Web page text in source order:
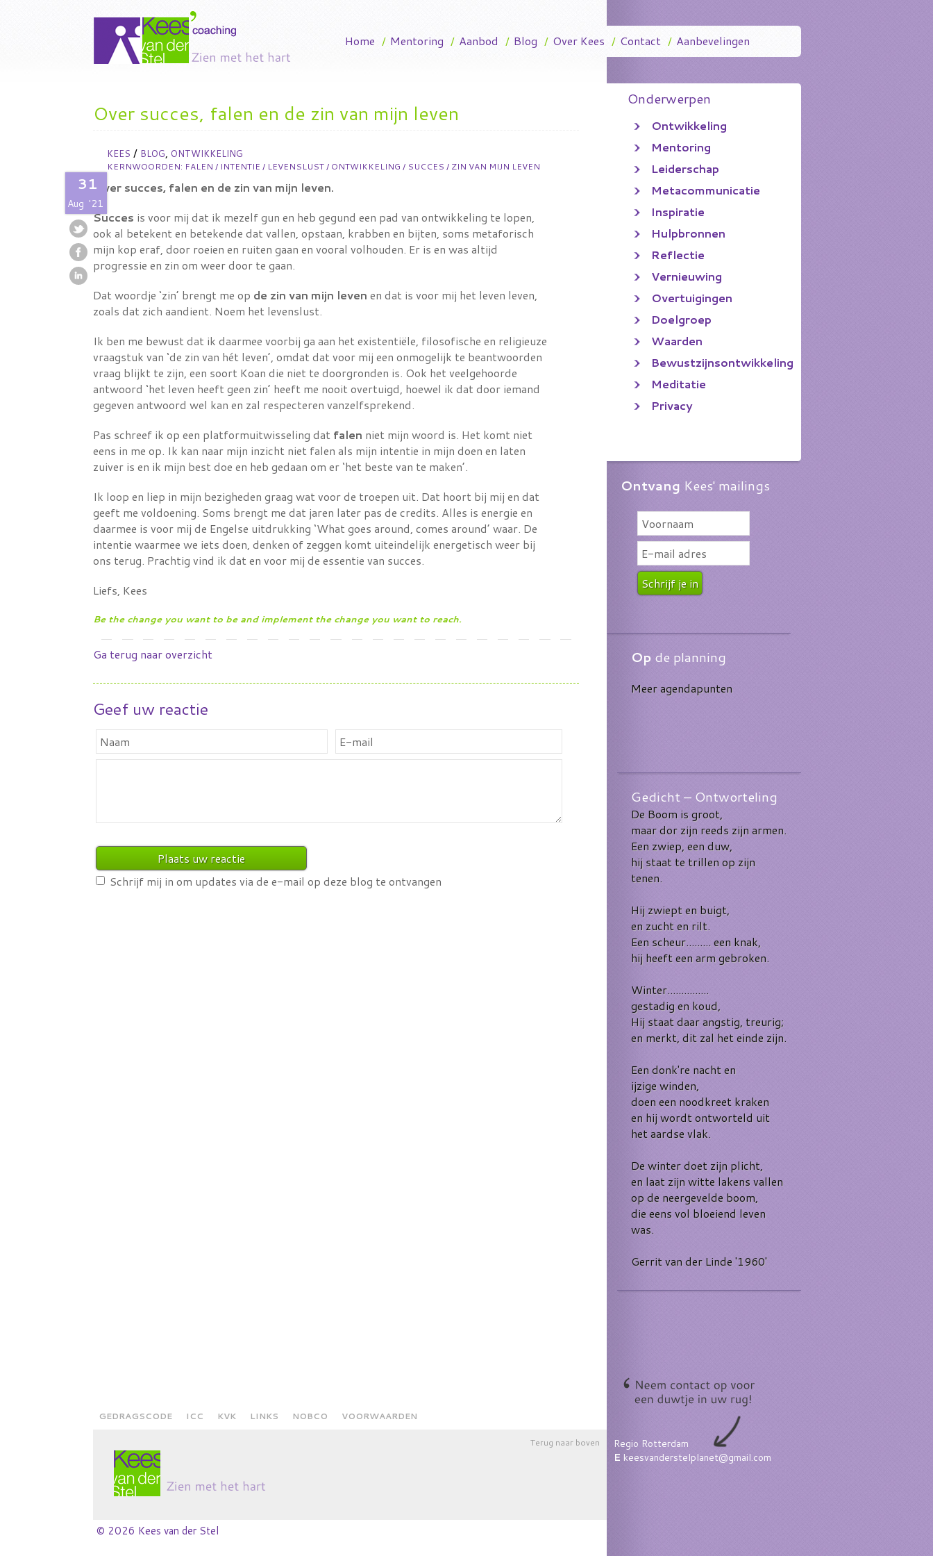
Onderwerpen
Ontwikkeling
Mentoring
Leiderschap
Metacommunicatie
Inspiratie
Hulpbronnen
Reflectie
Vernieuwing
Overtuigingen
Doelgroep
Waarden
Bewustzijnsontwikkeling
Meditatie
Privacy
Ontvang Kees' mailings
Opde planning
Meer agendapunten
Gedicht – Ontworteling
De Boom is groot,
maar dor zijn reeds zijn armen.
Een zwiep, een duw,
hij staat te trillen op zijn
tenen.
Hij zwiept en buigt,
en zucht en rilt.
Een scheur......... een knak,
hij heeft een arm gebroken.
Winter...............
gestadig en koud,
Hij staat daar angstig, treurig;
en merkt, dit zal het einde zijn.
Een donk're nacht en
ijzige winden,
doen een noodkreet kraken
en hij wordt ontworteld uit
het aardse vlak.
De winter doet zijn plicht,
en laat zijn witte lakens vallen
op de neergevelde boom,
die eens vol bloeiend leven
was.
Gerrit van der Linde '1960'
Home / Mentoring / Aanbod / Blog / Over Kees / Contact / Aanbevelingen
Over succes, falen en de zin van mijn leven
31
Aug '21
KEES/ BLOG, ONTWIKKELING
KERNWOORDEN: FALEN / INTENTIE / LEVENSLUST/ ONTWIKKELING / SUCCES / ZIN VAN MIJN LEVEN
Over succes, falen en de zin van mijn leven.
Succes is voor mij dat ik mezelf gun en heb gegund een pad van ontwikkeling te lopen,
ook al betekent en betekende dat vallen, opstaan, krabben en bijten, soms metaforisch
mijn kop eraf, door roeien en ruiten gaan en vooral volhouden. Er is en was altijd
progressie en zin om weer door te gaan.
Dat woordje ‘zin’ brengt me op de zin van mijn leven en dat is voor mij het leven leven,
zoals dat zich aandient. Noem het levenslust.
Ik ben me bewust dat ik daarmee voorbij ga aan het existentiële, filosofische en religieuze
vraagstuk van ‘de zin van hét leven’, omdat dat voor mij een onmogelijk te beantwoorden
vraag blijkt te zijn, een soort Koan die niet te doorgronden is. Ook het veelgehoorde
antwoord ‘het leven heeft geen zin’ heeft me nooit overtuigd, hoewel ik dat door iemand
gegeven antwoord wel kan en zal respecteren vanzelfsprekend.
Pas schreef ik op een platformuitwisseling dat falen niet mijn woord is. Het komt niet
eens in me op. Ik kan naar mijn inzicht niet falen als mijn intentie in mijn doen en laten
zuiver is en ik mijn best doe en heb gedaan om er ‘het beste van te maken’.
Ik loop en liep in mijn bezigheden graag wat voor de troepen uit. Dat hoort bij mij en dat
geeft me voldoening. Soms brengt me dat jaren later pas de credits. Alles is energie en
daarmee is voor mij de Engelse uitdrukking ‘What goes around, comes around’ waar. De
intentie waarmee we iets doen, denken of zeggen komt uiteindelijk energetisch weer bij
ons terug. Prachtig vind ik dat en voor mij de essentie van succes.
Liefs, Kees
Be the change you want to be and implement the change you want to reach.
Ga terug naar overzicht
Geef uw reactie
Schrijf mij in om updates via de e-mail op deze blog te ontvangen
Regio Rotterdam
E keesvanderstelplanet@gmail.com
GEDRAGSCODE ICC KVK LINKS NOBCO VOORWAARDEN
Terug naar boven
© 2026 Kees van der Stel